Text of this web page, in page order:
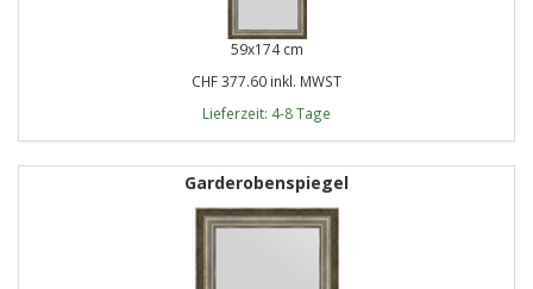
59x174 cm
CHF 377.60 inkl. MWST
Lieferzeit: 4-8 Tage
Garderobenspiegel